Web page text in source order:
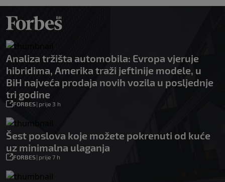
Analiza tržišta automobila: Evropa vjeruje
hibridima, Amerika traži jeftinije modele, u
BiH najveća prodaja novih vozila u posljednje
tri godine
FORBES| prije 3 h
Šest poslova koje možete pokrenuti od kuće
uz minimalna ulaganja
FORBES| prije 7 h